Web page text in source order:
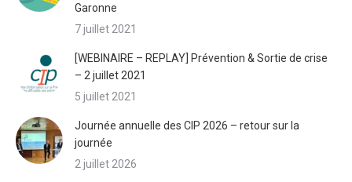
Garonne
7 juillet 2021
[WEBINAIRE – REPLAY] Prévention & Sortie de crise
– 2 juillet 2021
5 juillet 2021
Journée annuelle des CIP 2026 – retour sur la
journée
2 juillet 2026